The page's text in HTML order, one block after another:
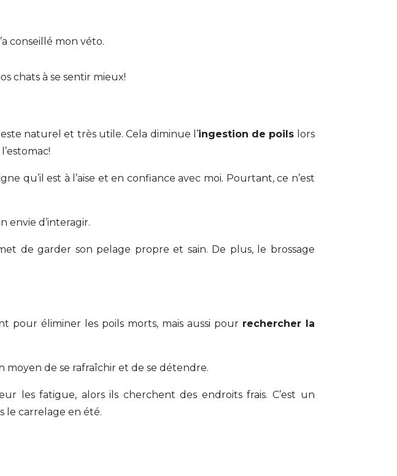
conseillé mon véto.
chats à se sentir mieux!
naturel et très utile. Cela diminue l’ingestion de poils lors
qu’il est à l’aise et en confiance avec moi. Pourtant, ce n’est
envie d’interagir.
de garder son pelage propre et sain. De plus, le brossage
pour éliminer les poils morts, mais aussi pour rechercher la
moyen de se rafraîchir et de se détendre.
les fatigue, alors ils cherchent des endroits frais. C’est un
le carrelage en été.